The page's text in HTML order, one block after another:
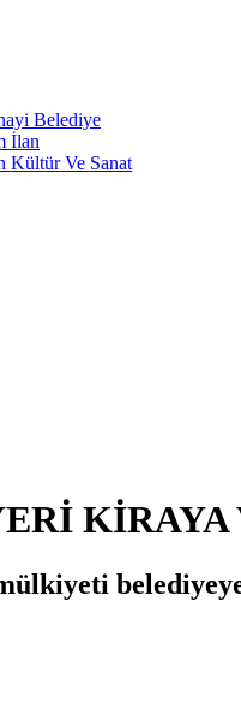
Belediye
İlan
Kültür Ve Sanat